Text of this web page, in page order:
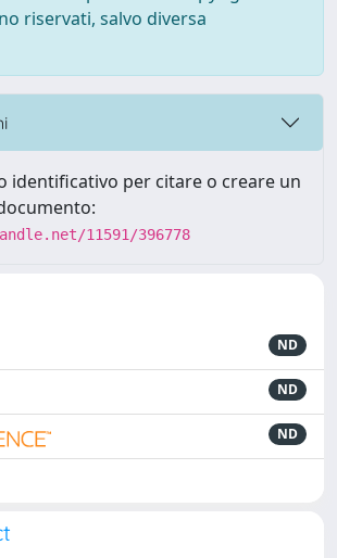
riservati, salvo diversa
identificativo per citare o creare un
11591/396778
ND
ND
ND